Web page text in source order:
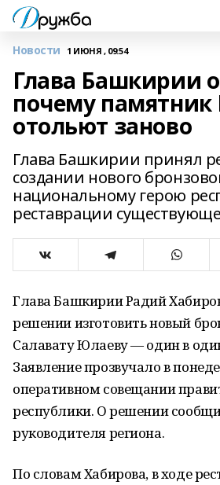
Новости 1 ИЮНЯ , 09:54
Глава Башкирии
почему
отольют заново
Глава Башкирии принял
создании нового
национальному герою
реставрации
Глава Башкирии Радий
решении изготовить новый
Салавату Юлаеву — один в
Заявление прозвучало в
оперативном совещании
республики. О решении
руководителя региона.
По словам Хабирова, в ходе